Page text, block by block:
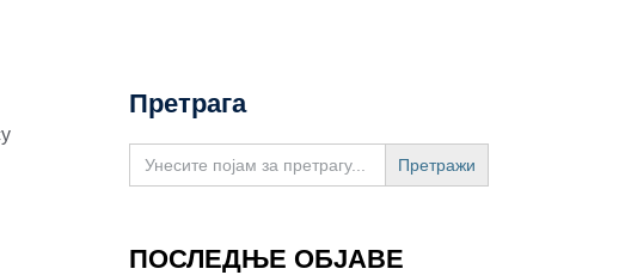
Претрага
Search
for:
ПОСЛЕДЊЕ ОБЈАВЕ